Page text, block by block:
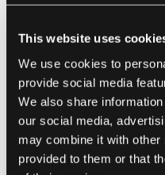
This website uses
We use cookies to
provide social media
We also share
our social media,
may combine it with other
provided to them or that
Dette kan føre til økt
konkurransefordel i
DevOps-verktøy
Det finnes en rekke
støtte DevOps-